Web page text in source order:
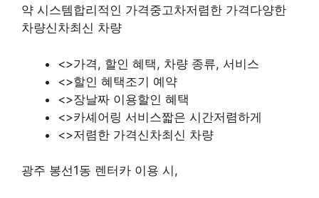
약 시스템합리적인 가격중고차저렴한 가격다양한
차량신차최신 차량
<>가격, 할인 혜택, 차량 종류, 서비스
<>할인 혜택조기 예약
<>장날짜 이용할인 혜택
<>카셰어링 서비스짧은 시간저렴하게
<>저렴한 가격신차최신 차량
광주 봉선1동 렌터카 이용 시,